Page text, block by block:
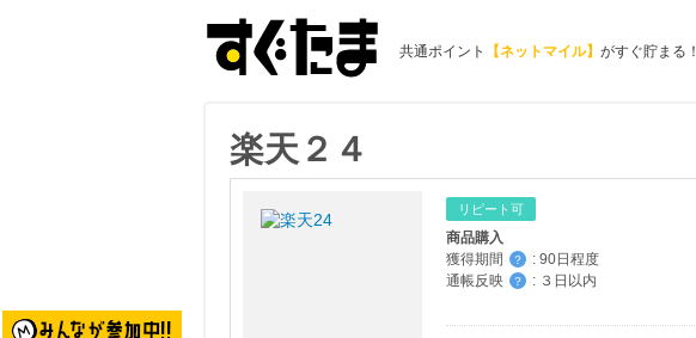
共通ポイント 【ネットマイル】 がすぐ貯まる！
楽天２４
リピート可
商品購入
獲得期間
？ : 90日程度
通帳反映
？ : ３日以内